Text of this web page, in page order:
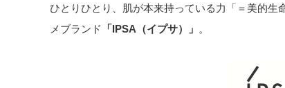
ひとりひとり、肌が本来持っている力「＝美的生
メブランド
「IPSA（イプサ）」 。